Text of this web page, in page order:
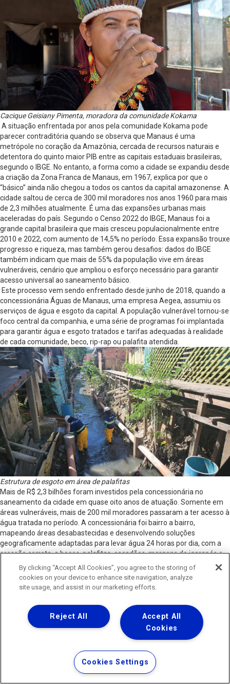
Cacique Geisiany Pimenta, moradora da comunidade Kokama
A situação enfrentada por anos pela comunidade Kokama pode
parecer contraditória quando se observa que Manaus é uma
metrópole no coração da Amazônia, cercada de recursos naturais e
detentora do quinto maior PIB entre as capitais estaduais brasileiras,
segundo o IBGE. No entanto, a forma como a cidade se expandiu desde
a criação da Zona Franca de Manaus, em 1967, explica por que o
“básico” ainda não chegou a todos os cantos da capital amazonense. A
cidade saltou de cerca de 300 mil moradores nos anos 1960 para mais
de 2,3 milhões atualmente. É uma das expansões urbanas mais
aceleradas do país. Segundo o Censo 2022 do IBGE, Manaus foi a
grande capital brasileira que mais cresceu populacionalmente entre
2010 e 2022, com aumento de 14,5% no período. Essa expansão trouxe
progresso e riqueza, mas também gerou desafios: dados do IBGE
também indicam que mais de 55% da população vive em áreas
vulneráveis, cenário que ampliou o esforço necessário para garantir
acesso universal ao saneamento básico.
Este processo vem sendo enfrentado desde junho de 2018, quando a
concessionária Águas de Manaus, uma empresa Aegea, assumiu os
serviços de água e esgoto da capital. A população vulnerável tornou-se
foco central da companhia, e uma série de programas foi implantada
para garantir água e esgoto tratados e tarifas adequadas à realidade
de cada comunidade, beco, rip-rap ou palafita atendida.
Estrutura de esgoto em área de palafitas
Mais de R$ 2,3 bilhões foram investidos pela concessionária no
saneamento da cidade em quase oito anos de atuação. Somente em
áreas vulneráveis, mais de 200 mil moradores passaram a ter acesso à
água tratada no período. A concessionária foi bairro a bairro,
mapeando áreas desabastecidas e desenvolvendo soluções
geograficamente adaptadas para levar água 24 horas por dia, com a
pressão correta, a becos, palafitas, escadões, margens de igarapés e
cenários similares.
Em 2023, Manaus alcançou a universalização do abastecimento de
água. A dona de casa Noemea Maia, mora na comunidade João Paulo,
vida era muito difícil. A gente sabia que a água da cacimba não era
boa, mas era o que tinha. Minhas filhas chegaram a faltar aula porque
estavam doentes, e eu sabia que era por causa da qualidade da água.
Desde que a água encanada chegou, nossa vida melhorou em todos os
By clicking “Accept All Cookies”, you agree to the storing of
cookies on your device to enhance site navigation, analyze
site usage, and assist in our marketing efforts.
Accept All
Cookies
Reject All
Cookies Settings